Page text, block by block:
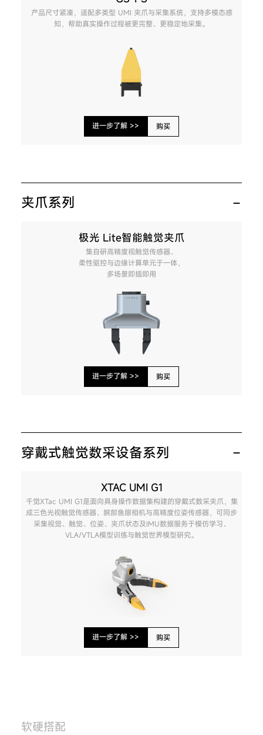
产品尺寸紧凑，适配多类型 UMI 夹爪与采集系统，支持多模态感
知，帮助真实操作过程被更完整、更稳定地采集。
进一步了解 >> 购买
夹爪系列
极光 Lite智能触觉夹爪
集自研高精度视触觉传感器、
柔性驱控与边缘计算单元于一体，
多场景即插即用
进一步了解 >> 购买
穿戴式触觉数采设备系列
XTAC UMI G1
千觉XTac UMI G1是面向具身操作数据集构建的穿戴式数采夹爪，集
成三色光视触觉传感器、腕部鱼眼相机与高精度位姿传感器，可同步
采集视觉、触觉、位姿、夹爪状态及IMU数据服务于模仿学习、
VLA/VTLA模型训练与触觉世界模型研究。
进一步了解 >> 购买
软硬搭配